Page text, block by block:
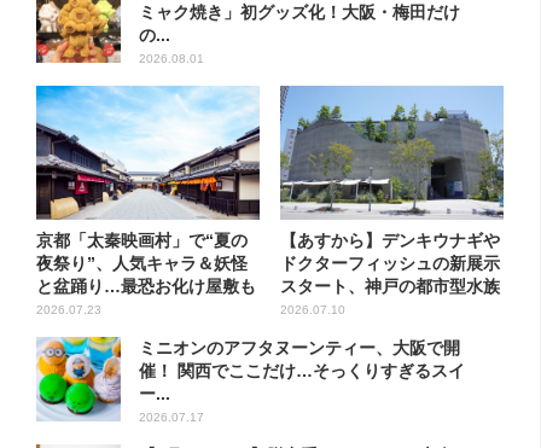
ミャク焼き」初グッズ化！大阪・梅田だけ
の...
2026.08.01
京都「太秦映画村」で“夏の
夜祭り”、人気キャラ＆妖怪
と盆踊り…最恐お化け屋敷も
リ...
2026.07.23
【あすから】デンキウナギや
ドクターフィッシュの新展示
スタート、神戸の都市型水族
館...
2026.07.10
ミニオンのアフタヌーンティー、大阪で開
催！ 関西でここだけ…そっくりすぎるスイ
ー...
2026.07.17